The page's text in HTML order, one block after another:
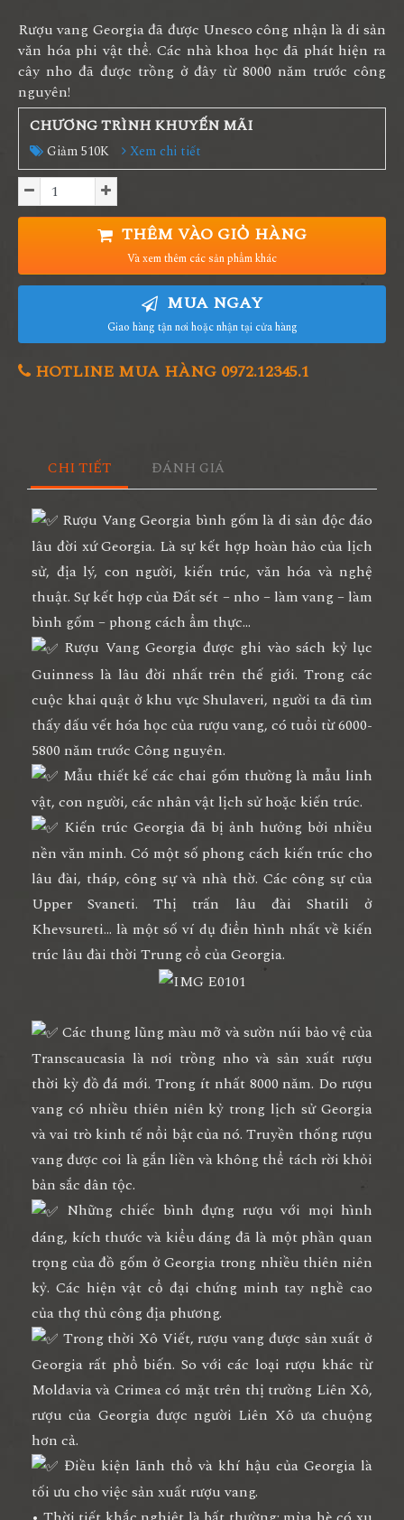
Rượu vang Georgia đã được Unesco công nhận là di sản
văn hóa phi vật thể. Các nhà khoa học đã phát hiện ra
cây nho đã được trồng ở đây từ 8000 năm trước công
nguyên!
CHƯƠNG TRÌNH KHUYẾN MÃI
Giảm 510K Xem chi tiết
THÊM VÀO GIỎ HÀNG
Và xem thêm các sản phẩm khác
MUA NGAY
Giao hàng tận nơi hoặc nhận tại cửa hàng
HOTLINE MUA HÀNG 0972.12345.1
CHI TIẾT ĐÁNH GIÁ
Rượu Vang Georgia bình gốm là di sản độc đáo
lâu đời xứ Georgia. Là sự kết hợp hoàn hảo của lịch
sử, địa lý, con người, kiến trúc, văn hóa và nghệ
thuật. Sự kết hợp của Đất sét – nho – làm vang – làm
bình gốm – phong cách ẩm thực…
Rượu Vang Georgia được ghi vào sách kỷ lục
Guinness là lâu đời nhất trên thế giới. Trong các
cuộc khai quật ở khu vực Shulaveri, người ta đã tìm
thấy dấu vết hóa học của rượu vang, có tuổi từ 6000-
5800 năm trước Công nguyên.
Mẫu thiết kế các chai gốm thường là mẫu linh
vật, con người, các nhân vật lịch sử hoặc kiến trúc.
Kiến trúc Georgia đã bị ảnh hưởng bởi nhiều
nền văn minh. Có một số phong cách kiến trúc cho
lâu đài, tháp, công sự và nhà thờ. Các công sự của
Upper Svaneti. Thị trấn lâu đài Shatili ở
Khevsureti… là một số ví dụ điển hình nhất về kiến
trúc lâu đài thời Trung cổ của Georgia.
Các thung lũng màu mỡ và sườn núi bảo vệ của
Transcaucasia là nơi trồng nho và sản xuất rượu
thời kỳ đồ đá mới. Trong ít nhất 8000 năm. Do rượu
vang có nhiều thiên niên kỷ trong lịch sử Georgia
và vai trò kinh tế nổi bật của nó. Truyền thống rượu
vang được coi là gắn liền và không thể tách rời khỏi
bản sắc dân tộc.
Những chiếc bình đựng rượu với mọi hình
dáng, kích thước và kiểu dáng đã là một phần quan
trọng của đồ gốm ở Georgia trong nhiều thiên niên
kỷ. Các hiện vật cổ đại chứng minh tay nghề cao
của thợ thủ công địa phương.
Trong thời Xô Viết, rượu vang được sản xuất ở
Georgia rất phổ biến. So với các loại rượu khác từ
Moldavia và Crimea có mặt trên thị trường Liên Xô,
rượu của Georgia được người Liên Xô ưa chuộng
hơn cả.
Điều kiện lãnh thổ và khí hậu của Georgia là
tối ưu cho việc sản xuất rượu vang.